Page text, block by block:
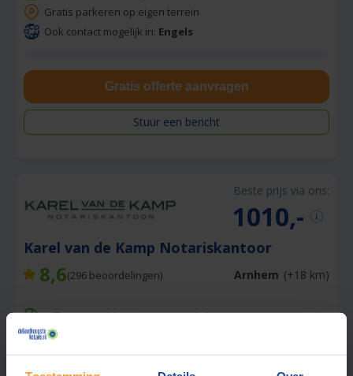
Gratis parkeren op eigen terrein
Ook contact mogelijk in: Engels
Gratis offerte aanvragen
Stuur een bericht
Beste prijs via ons:
1010,-
Karel van de Kamp Notariskantoor
8,6(296 beoordelingen) Arnhem (+18 km)
Offerte gemiddeld binnen 1 werkdag
Gratis parkeren op eigen terrein
Ook contact mogelijk in:Engels, Duits